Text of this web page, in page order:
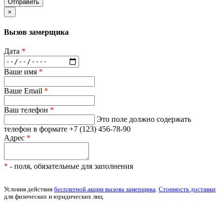
Отправить
×
Вызов замерщика
Дата *
Ваше имя *
Ваше Email *
Ваш телефон *
Это поле должно содержать
телефон в формате +7 (123) 456-78-90
Адрес *
* - поля, обязательные для заполнения
Условия действия бесплатной акции вызова замерщика Стоимость доставки
для физических и юридических лиц.